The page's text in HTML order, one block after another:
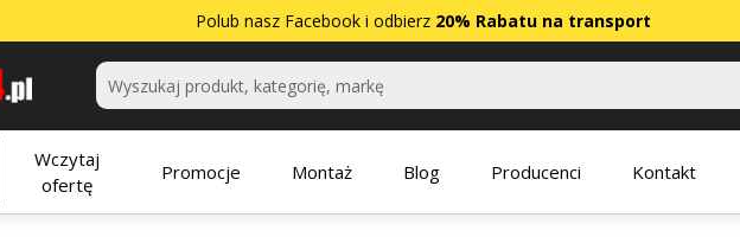
Polub nasz Facebook i odbierz 20% Rabatu na transport
Wczytaj
ofertę
Promocje Montaż Blog Producenci Kontakt